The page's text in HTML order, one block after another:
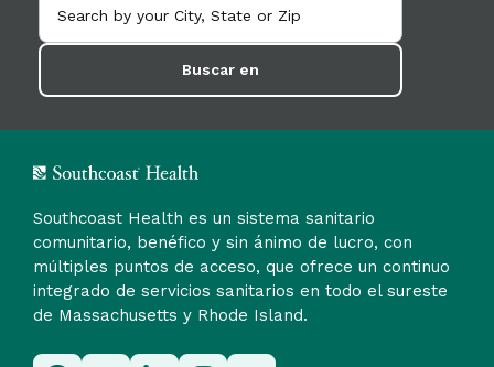
Buscar en
Southcoast Health es un sistema sanitario
comunitario, benéfico y sin ánimo de lucro, con
múltiples puntos de acceso, que ofrece un continuo
integrado de servicios sanitarios en todo el sureste
de Massachusetts y Rhode Island.